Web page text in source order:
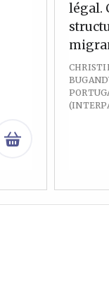
légal.